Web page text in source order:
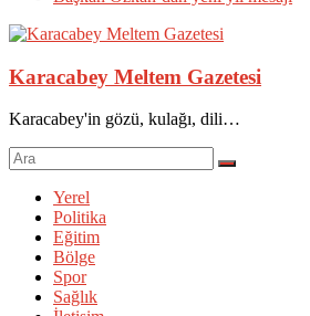
Karacabey Meltem Gazetesi
Karacabey'in gözü, kulağı, dili…
Yerel
Politika
Eğitim
Bölge
Spor
Sağlık